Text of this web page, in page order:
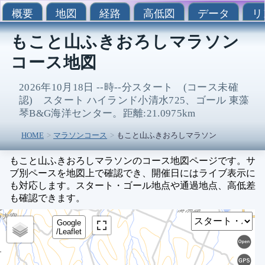
概要 地図 経路 高低図 データ
もこと山ふきおろしマラソン
コース地図
2026年10月18日 --時--分スタート (コース未確
認) スタート ハイランド小清水725、ゴール 東藻
琴B&G海洋センター。距離:21.0975km
HOME マラソンコース もこと山ふきおろしマラソン
もこと山ふきおろしマラソンのコース地図ページです。サ
ブ別ペースを地図上で確認でき、開催日にはライブ表示に
も対応します。スタート・ゴール地点や通過地点、高低差
も確認できます。
Google
/Leaflet